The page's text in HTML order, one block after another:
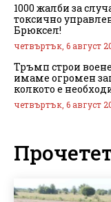
1000 жалби за
токсично
Брюксел!
четвъртък, 6 август
Тръмп строи
имаме огромен
колкото е
четвъртък, 6 август